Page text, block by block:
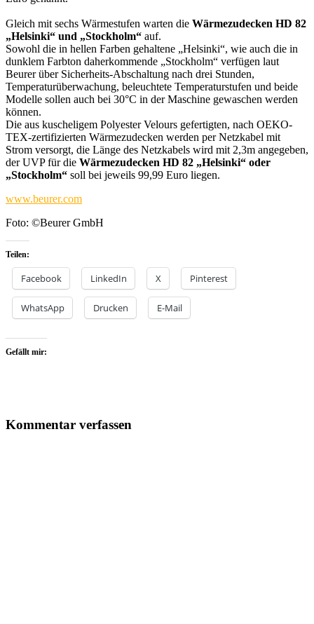
Gleich mit sechs Wärmestufen warten die Wärmezudecken HD 82
„Helsinki“ und „Stockholm“ auf.
Sowohl die in hellen Farben gehaltene „Helsinki“, wie auch die in
dunklem Farbton daherkommende „Stockholm“ verfügen laut
Beurer über Sicherheits-Abschaltung nach drei Stunden,
Temperaturüberwachung, beleuchtete Temperaturstufen und beide
Modelle sollen auch bei 30°C in der Maschine gewaschen werden
können.
Die aus kuscheligem Polyester Velours gefertigten, nach OEKO-
TEX-zertifizierten Wärmezudecken werden per Netzkabel mit
Strom versorgt, die Länge des Netzkabels wird mit 2,3m angegeben,
der UVP für die Wärmezudecken HD 82 „Helsinki“ oder
„Stockholm“ soll bei jeweils 99,99 Euro liegen.
www.beurer.com
Foto: ©Beurer GmbH
Teilen:
Facebook LinkedIn X Pinterest
WhatsApp Drucken E-Mail
Gefällt mir:
Kommentar verfassen